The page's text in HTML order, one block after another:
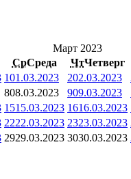
Март 2023
СрСреда ЧтЧетверг
101.03.2023 202.03.2023
808.03.2023 909.03.2023
1515.03.2023 1616.03.2023
2222.03.2023 2323.03.2023
2929.03.2023 3030.03.2023